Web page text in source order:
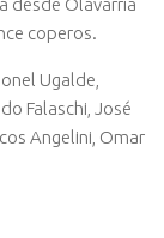
desde Olavarría
coperos.
Ugalde,
Falaschi, José
Angelini, Omar